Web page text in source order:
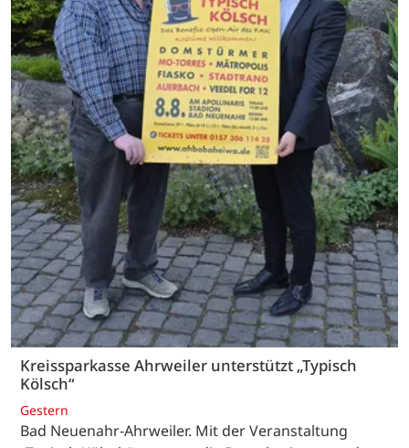
Kreissparkasse Ahrweiler unterstützt „Typisch
Kölsch“
Gestern
Bad Neuenahr-Ahrweiler. Mit der Veranstaltung